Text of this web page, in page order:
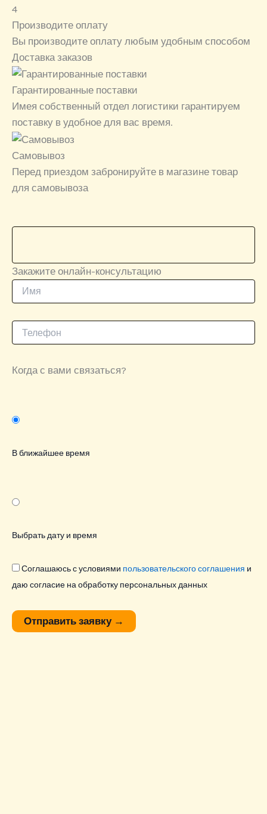
4
Производите оплату
Вы производите оплату любым удобным способом
Доставка заказов
Гарантированные поставки
Имея собственный отдел логистики гарантируем
поставку в удобное для вас время.
Самовывоз
Перед приездом забронируйте в магазине товар
для самовывоза
Закажите онлайн-консультацию
Когда с вами связаться?
В ближайшее время
Выбрать дату и время
Соглашаюсь с условиями пользовательского соглашения и
даю согласие на обработку персональных данных
Отправить заявку →